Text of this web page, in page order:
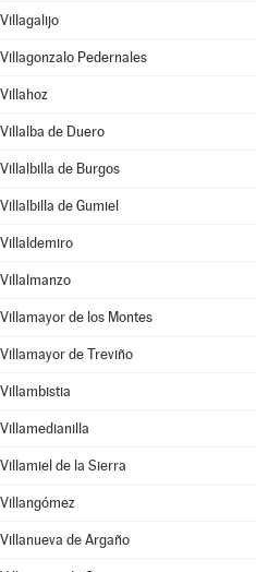
Villagalijo
Villagonzalo Pedernales
Villahoz
Villalba de Duero
Villalbilla de Burgos
Villalbilla de Gumiel
Villaldemiro
Villalmanzo
Villamayor de los Montes
Villamayor de Treviño
Villambistia
Villamedianilla
Villamiel de la Sierra
Villangómez
Villanueva de Argaño